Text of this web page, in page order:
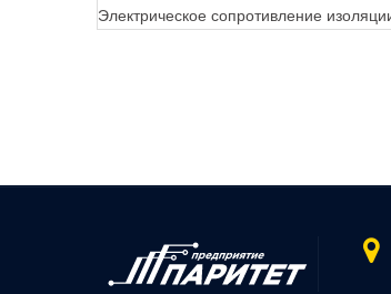
Электрическое сопротивление